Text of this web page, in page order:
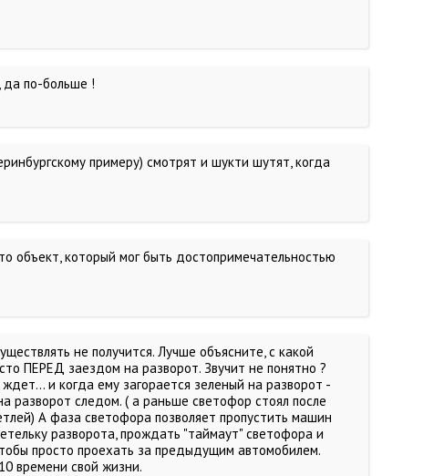
да по-больше !
примеру) смотрят и шукти шутят, когда
объект, который мог быть достопримечательностью
не получится. Лучше объясните, с какой
заездом на разворот. Звучит не понятно ?
и когда ему загорается зеленый на разворот -
разворот следом. ( а раньше светофор стоял после
А фаза светофора позволяет пропустить машин
разворота, прождать "таймаут" светофора и
просто проехать за предыдущим автомобилем.
времени свой жизни.